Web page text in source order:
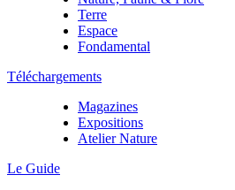
Terre
Espace
Fondamental
Téléchargements
Magazines
Expositions
Atelier Nature
Le Guide